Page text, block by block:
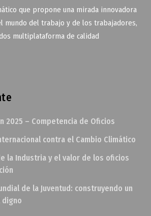
que propone una mirada innovadora
mundo del trabajo y de los trabajadores,
multiplataforma de calidad
2025 – Competencia de Oficios
contra el Cambio Climático
la Industria y el valor de los oficios
de la Juventud: construyendo un
digno